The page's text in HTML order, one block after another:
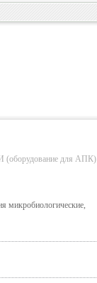
для АПК)
микробиологические,